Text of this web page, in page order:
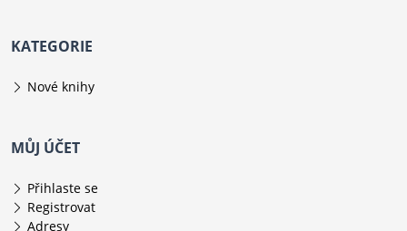
KATEGORIE
Nové knihy
MŮJ ÚČET
Přihlaste se
Registrovat
Adresy